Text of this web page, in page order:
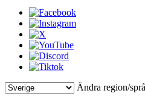
Ändra region/